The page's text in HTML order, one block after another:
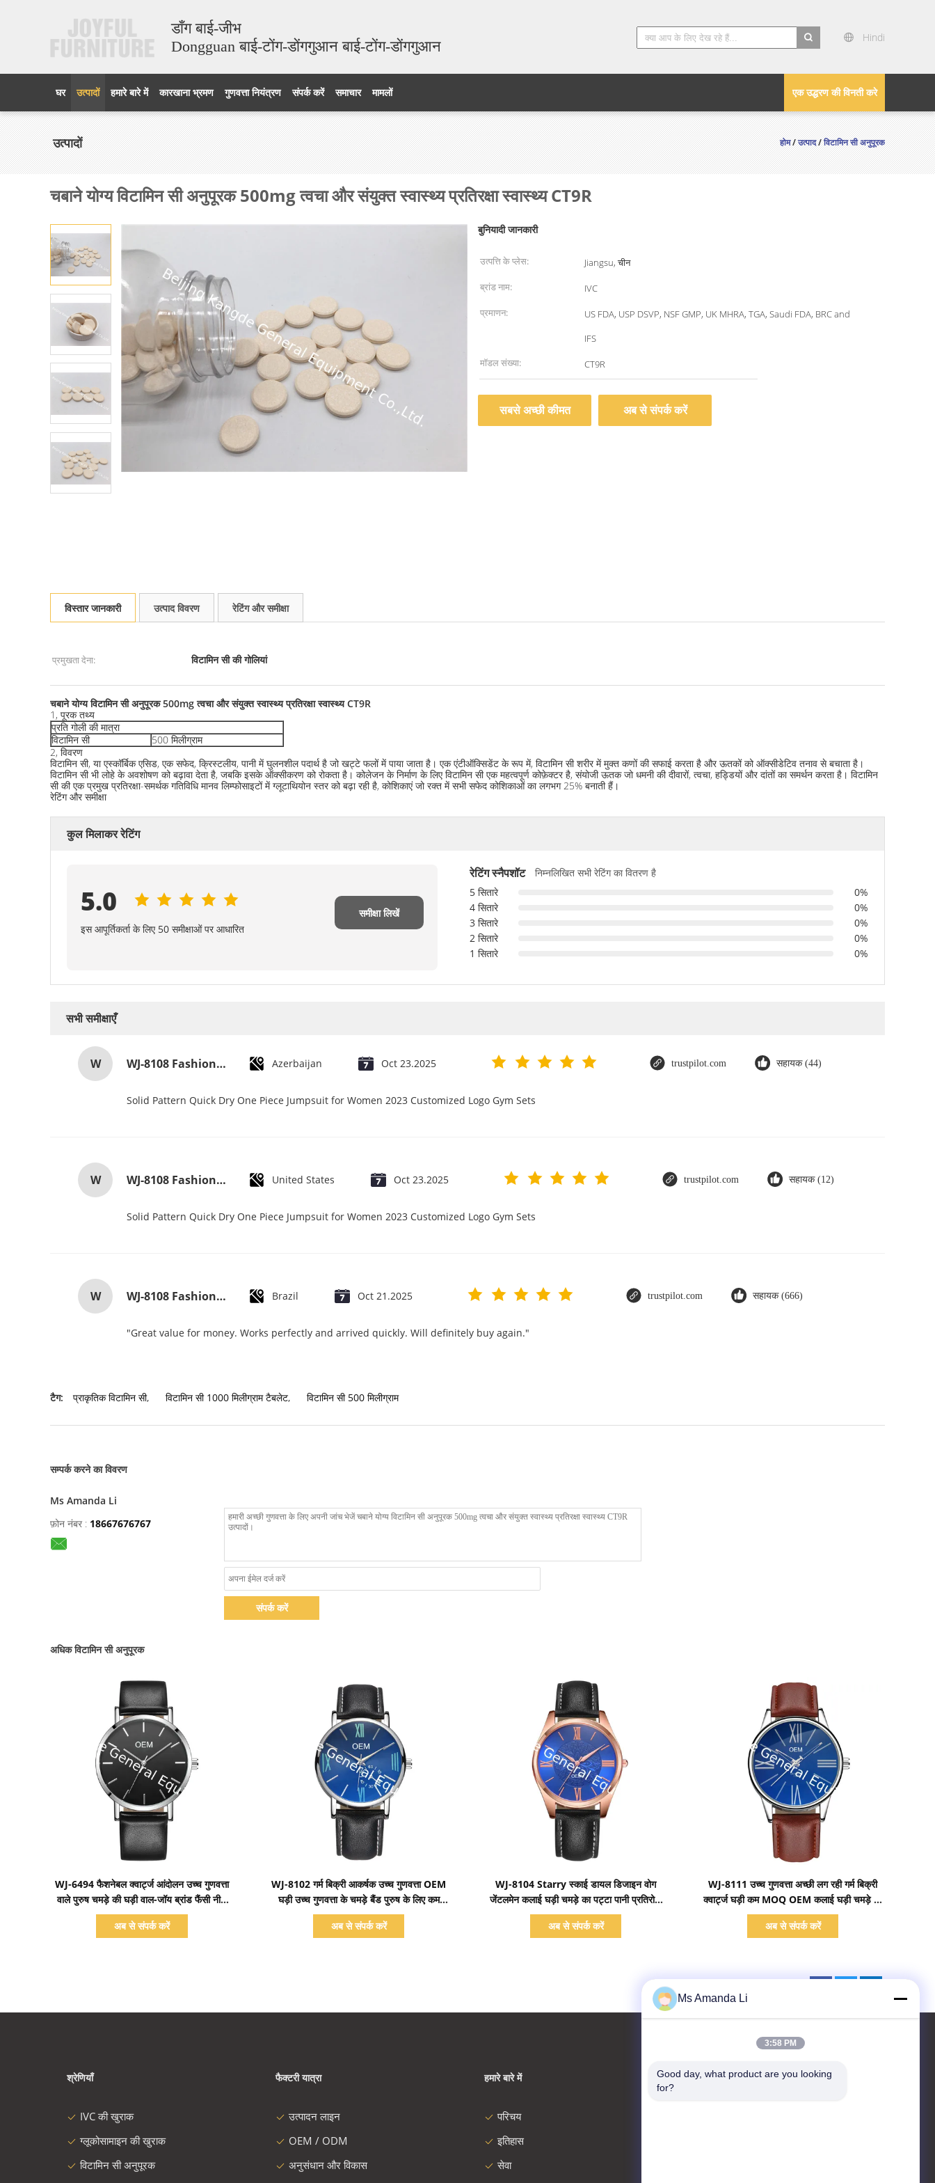
डाँग बाई-जीभ
Dongguan बाई-टोंग-डोंगगुआन बाई-टोंग-डोंगगुआन
Hindi
एक उद्धरण की विनती करे
घर उत्पादों हमारे बारे में कारखाना भ्रमण गुणवत्ता नियंत्रण संपर्क करें समाचार मामलों
उत्पादों होम/उत्पाद/विटामिन सी अनुपूरक
चबाने योग्य विटामिन सी अनुपूरक 500mg त्वचा और संयुक्त स्वास्थ्य प्रतिरक्षा स्वास्थ्य CT9R
बुनियादी जानकारी
उत्पत्ति के प्लेस:
Jiangsu, चीन
ब्रांड नाम:
IVC
प्रमाणन:
US FDA, USP DSVP, NSF GMP, UK MHRA, TGA, Saudi FDA, BRC and
IFS
मॉडल संख्या:
CT9R
सबसे अच्छी कीमत अब से संपर्क करें
विस्तार जानकारी उत्पाद विवरण रेटिंग और समीक्षा
प्रमुखता देना: विटामिन सी की गोलियां
चबाने योग्य विटामिन सी अनुपूरक 500mg त्वचा और संयुक्त स्वास्थ्य प्रतिरक्षा स्वास्थ्य CT9R
1, पूरक तथ्य
प्रति गोली की मात्रा
विटामिन सी
500 मिलीग्राम
2, विवरण
विटामिन सी, या एस्कॉर्बिक एसिड, एक सफेद, क्रिस्टलीय, पानी में घुलनशील पदार्थ है जो खट्टे फलों में पाया जाता है। एक एंटीऑक्सिडेंट के रूप में, विटामिन सी शरीर में मुक्त कणों की सफाई करता है और ऊतकों को ऑक्सीडेटिव तनाव से बचाता है।
विटामिन सी भी लोहे के अवशोषण को बढ़ावा देता है, जबकि इसके ऑक्सीकरण को रोकता है। कोलेजन के निर्माण के लिए विटामिन सी एक महत्वपूर्ण कोफ़ेक्टर है, संयोजी ऊतक जो धमनी की दीवारों, त्वचा, हड्डियों और दांतों का समर्थन करता है। विटामिन
सी की एक प्रमुख प्रतिरक्षा-समर्थक गतिविधि मानव लिम्फोसाइटों में ग्लूटाथियोन स्तर को बढ़ा रही है, कोशिकाएं जो रक्त में सभी सफेद कोशिकाओं का लगभग 25% बनाती हैं।
रेटिंग और समीक्षा
कुल मिलाकर रेटिंग
5.0
इस आपूर्तिकर्ता के लिए 50 समीक्षाओं पर आधारित
समीक्षा लिखें
रेटिंग स्नैपशॉट
निम्नलिखित सभी रेटिंग का वितरण है
5 सितारे
0%
4 सितारे
0%
3 सितारे
0%
2 सितारे
0%
1 सितारे
0%
सभी समीक्षाएँ
W WJ-8108 Fashionable Simple Men's Watch Waterproof High-quality Quartz watch High-grade Small MOQ OEM watch Azerbaijan Oct 23.2025 trustpilot.com सहायक (44)
Solid Pattern Quick Dry One Piece Jumpsuit for Women 2023 Customized Logo Gym Sets
W WJ-8108 Fashionable Simple Men's Watch Waterproof High-quality Quartz watch High-grade Small MOQ OEM watch United States Oct 23.2025 trustpilot.com सहायक (12)
Solid Pattern Quick Dry One Piece Jumpsuit for Women 2023 Customized Logo Gym Sets
W WJ-8108 Fashionable Simple Men's Watch Waterproof High-quality Quartz watch High-grade Small MOQ OEM watch Brazil Oct 21.2025 trustpilot.com सहायक (666)
"Great value for money. Works perfectly and arrived quickly. Will definitely buy again."
टैग: प्राकृतिक विटामिन सी, विटामिन सी 1000 मिलीग्राम टैबलेट, विटामिन सी 500 मिलीग्राम
सम्पर्क करने का विवरण
Ms Amanda Li
फ़ोन नंबर : 18667676767
संपर्क करें
अधिक विटामिन सी अनुपूरक
प्रदर्शन का विवरण
WJ-6494 फैशनेबल क्वार्ट्ज आंदोलन उच्च गुणवत्ता
वाले पुरुष चमड़े की घड़ी वाल-जॉय ब्रांड फैंसी नीले
और सफेद डायल पुरुष कलाई घड़ी
अब से संपर्क करें
प्रदर्शन का विवरण
WJ-8102 गर्म बिक्री आकर्षक उच्च गुणवत्ता OEM
घड़ी उच्च गुणवत्ता के चमड़े बैंड पुरुष के लिए कम
मात्रा कस्टम घड़ी
अब से संपर्क करें
प्रदर्शन का विवरण
WJ-8104 Starry स्काई डायल डिजाइन वोग
जेंटलमेन कलाई घड़ी चमड़े का पट्टा पानी प्रतिरोधी
पुरुषों कम MOQ OEM घड़ियाँ
अब से संपर्क करें
प्रदर्शन का विवरण
WJ-8111 उच्च गुणवत्ता अच्छी लग रही गर्म बिक्री
क्वार्ट्ज घड़ी कम MOQ OEM कलाई घड़ी चमड़े का
पट्टा निविड़ अंधकार घड़ी पुरुषों के लिए
अब से संपर्क करें
श्रेणियाँ
IVC की खुराक
ग्लूकोसामाइन की खुराक
विटामिन सी अनुपूरक
फैक्टरी यात्रा
उत्पादन लाइन
OEM / ODM
अनुसंधान और विकास
हमारे बारे में
परिचय
इतिहास
सेवा
हमसे संपर्क करें
Ms Amanda Li
3:58 PM
Good day, what product are you looking
for?